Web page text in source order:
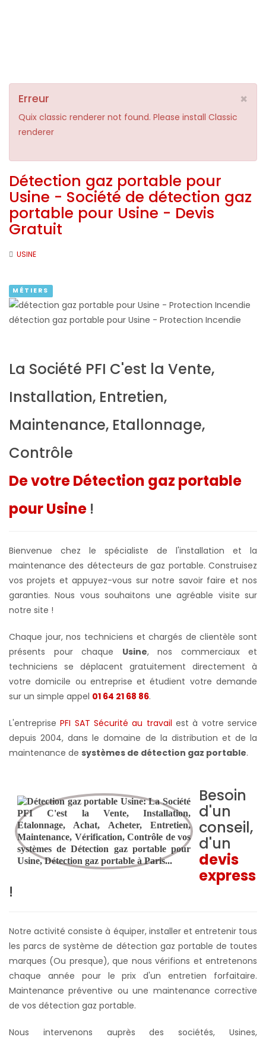
×
Erreur
Quix classic renderer not found. Please install Classic
renderer
Détection gaz portable pour
Usine - Société de détection gaz
portable pour Usine - Devis
Gratuit
USINE
MÉTIERS
détection gaz portable pour Usine - Protection Incendie
La Société PFI C'est la Vente,
Installation, Entretien,
Maintenance, Etallonnage,
Contrôle
De votre Détection gaz portable
pour Usine !
Bienvenue chez le spécialiste de l'installation et la
maintenance des détecteurs de gaz portable. Construisez
vos projets et appuyez-vous sur notre savoir faire et nos
garanties. Nous vous souhaitons une agréable visite sur
notre site !
Chaque jour, nos techniciens et chargés de clientèle sont
présents pour chaque Usine, nos commerciaux et
techniciens se déplacent gratuitement directement à
votre domicile ou entreprise et étudient votre demande
sur un simple appel 01 64 21 68 86.
L'entreprisePFI SAT Sécurité au travail est à votre service
depuis 2004, dans le domaine de la distribution et de la
maintenance de systèmes de détection gaz portable.
Besoin
d'un
conseil,
d'un
devis
express
!
Notre activité consiste à équiper, installer et entretenir tous
les parcs de système de détection gaz portable de toutes
marques (Ou presque), que nous vérifions et entretenons
chaque année pour le prix d'un entretien forfaitaire.
Maintenance préventive ou une maintenance corrective
de vos détection gaz portable.
Nous intervenons auprès des sociétés, Usines,